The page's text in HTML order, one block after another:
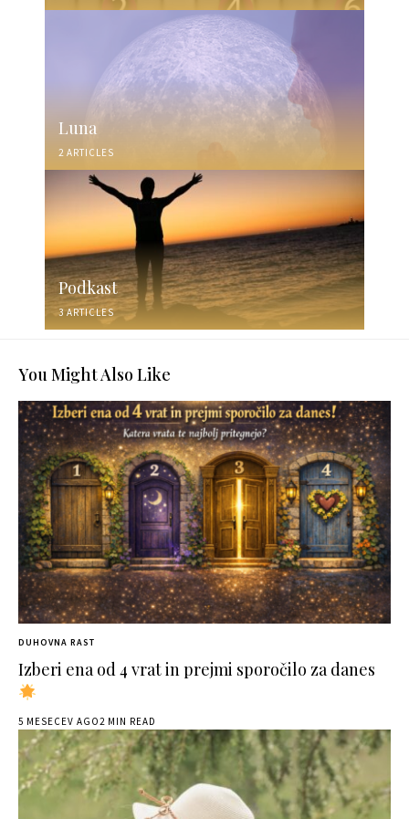
Luna
2 ARTICLES
Podkast
3 ARTICLES
You Might Also Like
DUHOVNA RAST
Izberi ena od 4 vrat in prejmi sporočilo za danes
5 MESECEV AGO2 MIN READ